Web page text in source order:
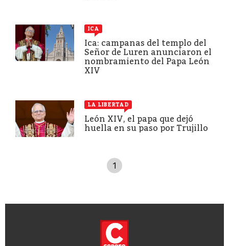
ICA
Ica: campanas del templo del
Señor de Luren anunciaron el
nombramiento del Papa León
XIV
LA LIBERTAD
León XIV, el papa que dejó
huella en su paso por Trujillo
1